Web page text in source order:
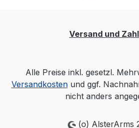
Versand und
Alle Preise inkl. gesetzl.
Versandkostenund ggf.
nicht anders
(o) AlsterArms